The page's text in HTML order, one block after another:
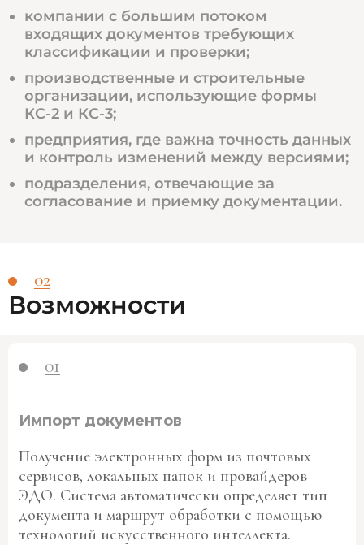
компании с большим потоком
входящих документов требующих
классификации и проверки;
производственные и строительные
организации, использующие формы
КС-2 и КС-3;
предприятия, где важна точность данных
и контроль изменений между версиями;
подразделения, отвечающие за
согласование и приемку документации.
02
Возможности
01
Импорт документов
Получение электронных форм из почтовых
сервисов, локальных папок и провайдеров
ЭДО. Система автоматически определяет тип
документа и маршрут обработки с помощью
технологий искусственного интеллекта.